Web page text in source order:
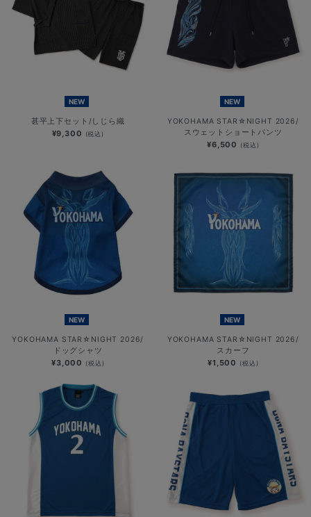
NEW
甚平上下セット/しじら織
¥9,300 (税込)
NEW
YOKOHAMA STAR☆NIGHT 2026/
スウェットショートパンツ
¥6,500 (税込)
NEW
YOKOHAMA STAR☆NIGHT 2026/
ドッグシャツ
¥3,000 (税込)
NEW
YOKOHAMA STAR☆NIGHT 2026/
スカーフ
¥1,500 (税込)